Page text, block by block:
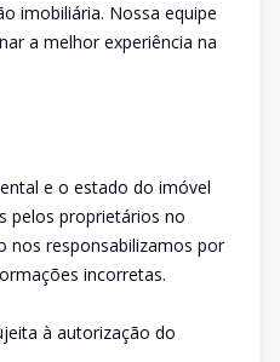
imobiliária. Nossa equipe
a melhor experiência na
e o estado do imóvel
pelos proprietários no
nos responsabilizamos por
incorretas.
à autorização do